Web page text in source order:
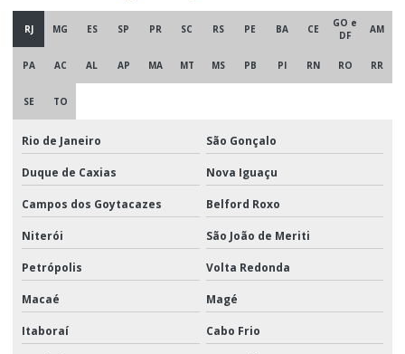
RJ MG ES SP PR SC RS PE BA CE
GO e
DF
AM
PA AC AL AP MA MT MS PB PI RN RO RR
SE TO
Rio de Janeiro São Gonçalo
Duque de Caxias Nova Iguaçu
Campos dos Goytacazes Belford Roxo
Niterói São João de Meriti
Petrópolis Volta Redonda
Macaé Magé
Itaboraí Cabo Frio